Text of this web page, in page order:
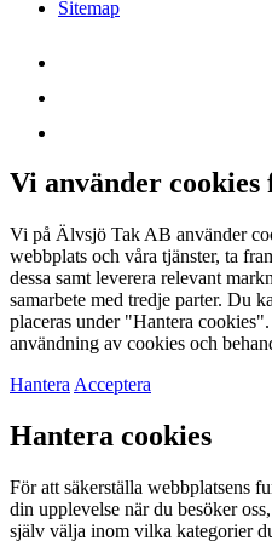
Sitemap
Vi använder cookies
Vi på Älvsjö Tak AB använder
webbplats och våra tjänster, ta
dessa samt leverera relevant
samarbete med tredje parter. Du
placeras under "Hantera
användning av cookies och
Hantera Acceptera
Hantera cookies
För att säkerställa webbplatsens
din upplevelse när du besöker
själv välja inom vilka kategorier